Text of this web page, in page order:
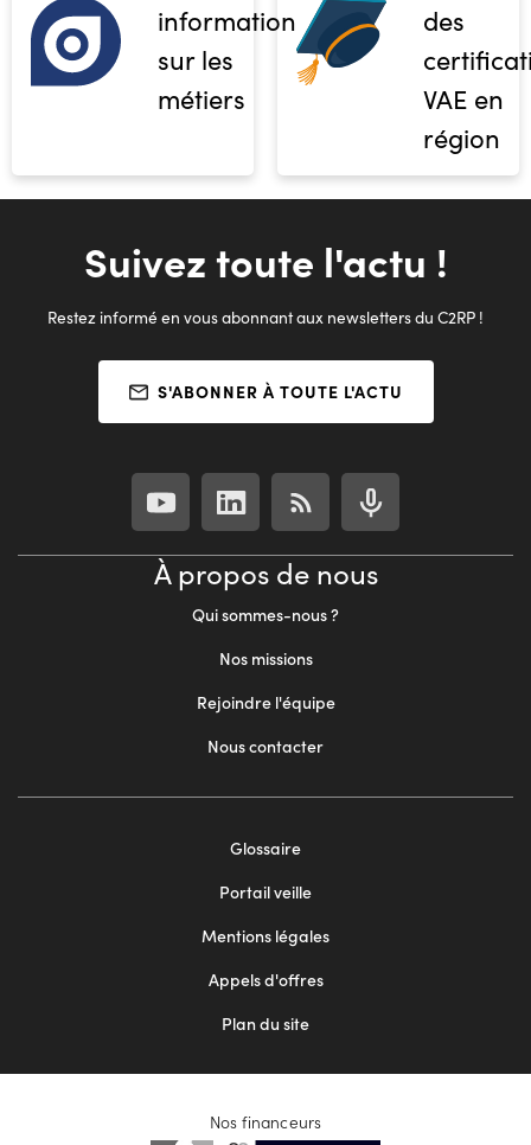
informations
sur les
métiers
des
VAE en
région
Suivez toute l'actu !
Restez informé en vous abonnant aux newsletters du C2RP !
S'ABONNER À TOUTE L'ACTU
À propos de nous
Qui sommes-nous ?
Nos missions
Rejoindre l'équipe
Nous contacter
Glossaire
Portail veille
Mentions légales
Appels d'offres
Plan du site
Nos financeurs